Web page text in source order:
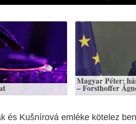
Magyar Péter:
– Forsthoffer
és Kušnírová emléke kötelez